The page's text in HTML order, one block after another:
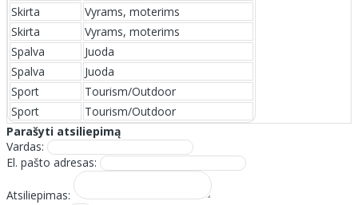
Skirta
Vyrams, moterims
Skirta
Vyrams, moterims
Spalva
Juoda
Spalva
Juoda
Sport
Tourism/Outdoor
Sport
Tourism/Outdoor
Parašyti atsiliepimą
Vardas:
El. pašto adresas:
Atsiliepimas: